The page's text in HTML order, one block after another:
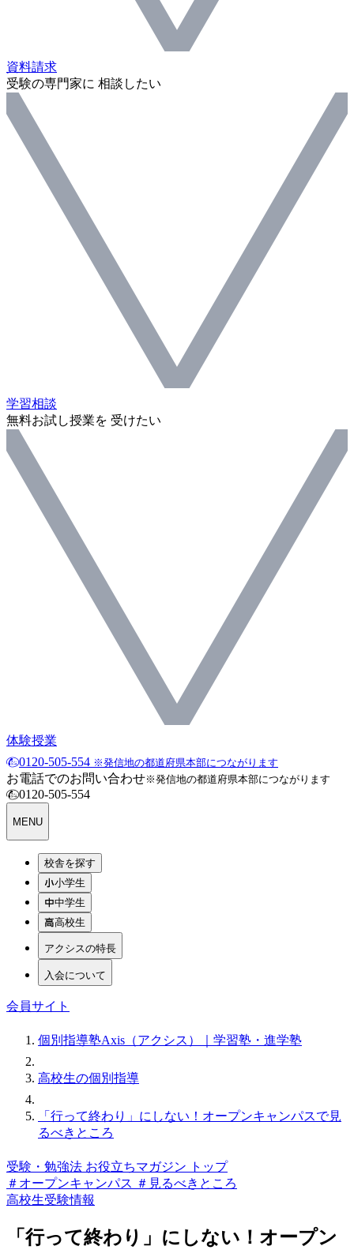
資料請求
受験の専門家に 相談したい
学習相談
無料お試し授業を 受けたい
体験授業
0120-505-554 ※発信地の都道府県本部につながります
お電話でのお問い合わせ※発信地の都道府県本部につながります
0120-505-554
MENU
校舎を探す
小学生
中学生
高校生
アクシスの特長
入会について
会員サイト
個別指導塾Axis（アクシス）｜学習塾・進学塾
高校生の個別指導
「行って終わり」にしない！オープンキャンパスで見
るべきところ
受験・勉強法 お役立ちマガジン トップ
＃オープンキャンパス ＃見るべきところ
高校生受験情報
「行って終わり」にしない！オープン